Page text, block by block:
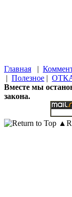
Главная |
| Полезное |
Вместе мы
закона.